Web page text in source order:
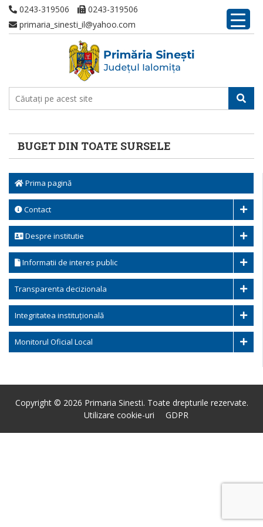
0243-319506
0243-319506
primaria_sinesti_il@yahoo.com
BUGET DIN TOATE SURSELE
Prima pagină
Contact
Despre institutie
Informatii de interes public
Transparenta decizionala
Integritatea instituțională
Monitorul Oficial Local
Copyright © 2026 Primaria Sinesti. Toate drepturile rezervate.
Utilizare cookie-uri
GDPR